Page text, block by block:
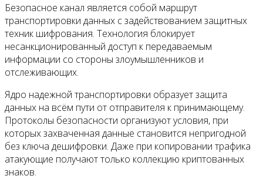
Безопасное канал является собой маршрут
транспортировки данных с задействованием защитных
техник шифрования. Технология блокирует
несанкционированный доступ к передаваемым
информации со стороны злоумышленников и
отслеживающих.
Ядро надежной транспортировки образует защита
данных на всём пути от отправителя к принимающему.
Протоколы безопасности организуют условия, при
которых захваченная данные становится непригодной
без ключа дешифровки. Даже при копировании трафика
атакующие получают только коллекцию криптованных
знаков.